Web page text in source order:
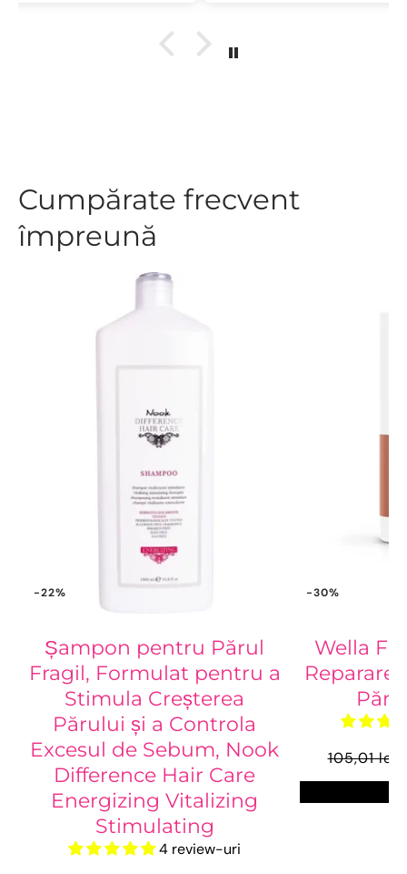
Cumpărate frecvent
împreună
-22%
Șampon pentru Părul
Fragil, Formulat pentru a
Stimula Creșterea
Părului și a Controla
Excesul de Sebum, Nook
Difference Hair Care
Energizing Vitalizing
Stimulating
4 review-uri
-30%
Wella
Reparare
Păr
105,01 lei